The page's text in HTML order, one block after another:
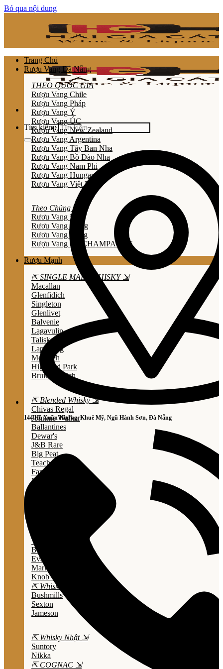
Bỏ qua nội dung
Tìm kiếm:
144 Hồ Xuân Hương, Khuê Mỹ, Ngũ Hành Sơn, Đà Nẵng
Trang Chủ
Rượu Vang Đà Nẵng
THEO QUỐC GIA
Rượu Vang Chile
Rượu Vang Pháp
Rượu Vang Ý
Rượu Vang ÚC
Rượu Vang New Zealand
Rượu Vang Argentina
Rượu Vang Tây Ban Nha
Rượu Vang Bồ Đào Nha
Rượu Vang Nam Phi
Rượu Vang Hungary
Rượu Vang Việt Nam
Theo Chủng Loại
Rươu Vang Đỏ
Rươu Vang Trắng
Rươu Vang Hồng
Rượu Vang Nổ/CHAMPAGNE
Rượu Mạnh
⇱ SINGLE MALT WHISKY ⇲
Macallan
Glenfidich
Singleton
Glenlivet
Balvenie
Lagavulin
Talisker
Laphroaig
Mortlach
Highland Park
Bruichladdich
⇱ Blended Whisky ⇲
Chivas Regal
Johnnie Walker
Ballantines
Dewar's
J&B Rare
Big Peat
Teacher's
Famous Grouse
Monkey Shouder
Wild Turkey
Bulleit Bourbon
Evan Williams
Marker's Mark
Knob Creek
⇱ Whiskey Ailen ⇲
Bushmills
Sexton
Jameson
⇱ Whisky Nhật ⇲
Suntory
Nikka
⇱ COGNAC ⇲